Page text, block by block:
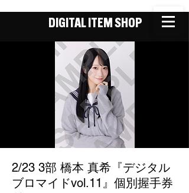
DIGITAL ITEM SHOP
2/23 3部 橋本 真希『デジタル
ブロマイドvol.11』個別握手券